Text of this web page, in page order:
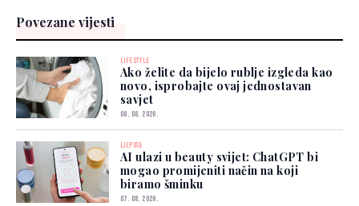
Povezane vijesti
LIFESTYLE
Ako želite da bijelo rublje izgleda kao
novo, isprobajte ovaj jednostavan
savjet
08. 08. 2026.
LJEPOTA
AI ulazi u beauty svijet: ChatGPT bi
mogao promijeniti način na koji
biramo šminku
07. 08. 2026.